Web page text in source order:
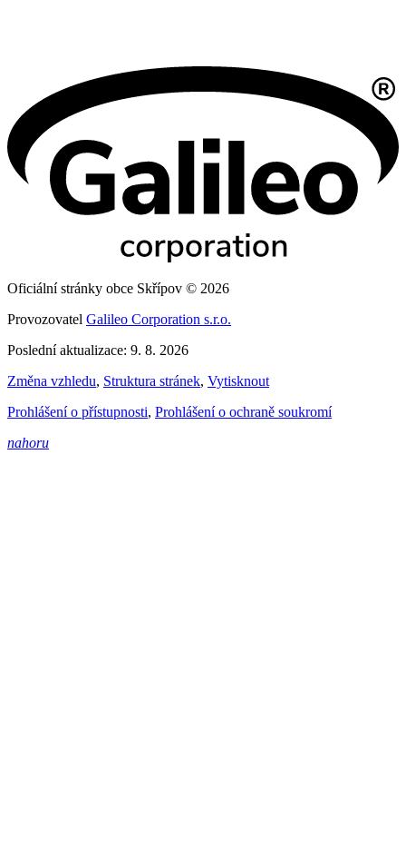
Oficiální stránky obce Skřípov © 2026
Provozovatel Galileo Corporation s.r.o.
Poslední aktualizace: 9. 8. 2026
Změna vzhledu, Struktura stránek, Vytisknout
Prohlášení o přístupnosti, Prohlášení o ochraně soukromí
nahoru